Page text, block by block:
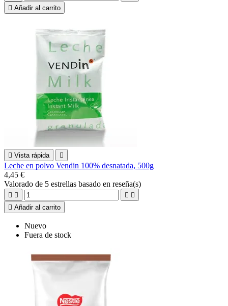
 Añadir al carrito
 Vista rápida 
Leche en polvo Vendin 100% desnatada, 500g
4,45 €
Valorado de 5 estrellas basado en reseña(s)
   
 Añadir al carrito
Nuevo
Fuera de stock